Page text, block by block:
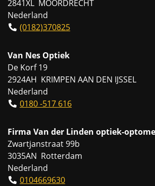
2841XL MOORDRECHT
Nederland
(0182)370825
Van Nes Optiek
De Korf 19
2924AH KRIMPEN AAN DEN IJSSEL
Nederland
0180 -517 616
Firma Van der Linden optiek-
Zwartjanstraat 99b
3035AN Rotterdam
Nederland
0104669630